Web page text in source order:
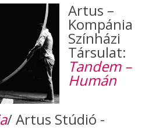
Artus –
Kompánia
Színházi
Társulat:
Tandem –
Humán
/ Artus Stúdió -